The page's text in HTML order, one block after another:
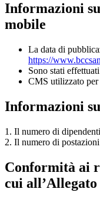
Informazioni
mobile
La data di
https://
Sono stati
CMS utilizzato
Informazioni
1. Il numero di
2. Il numero di
Conformità ai
cui all’Allegato